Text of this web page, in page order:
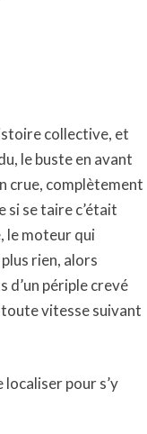
collective, et
le buste en avant
crue, complètement
se taire c’était
le moteur qui
rien, alors
d’un périple crevé
vitesse suivant
pour s’y